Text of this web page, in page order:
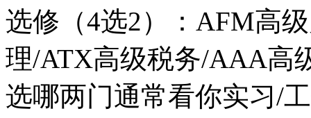
选修（4选2）：AFM高
理/ATX高级税务/AAA高
选哪两门通常看你实习/